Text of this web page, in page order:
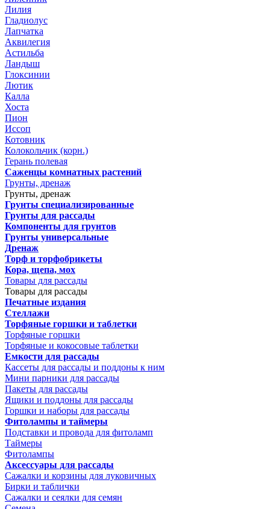
Лилия
Гладиолус
Лапчатка
Аквилегия
Астильба
Ландыш
Глоксинии
Лютик
Калла
Хоста
Пион
Иссоп
Котовник
Колокольчик (корн.)
Герань полевая
Саженцы комнатных растений
Грунты, дренаж
Грунты, дренаж
Грунты специализированные
Грунты для рассады
Компоненты для грунтов
Грунты универсальные
Дренаж
Торф и торфобрикеты
Кора, щепа, мох
Товары для рассады
Товары для рассады
Печатные издания
Стеллажи
Торфяные горшки и таблетки
Торфяные горшки
Торфяные и кокосовые таблетки
Емкости для рассады
Кассеты для рассады и поддоны к ним
Мини парники для рассады
Пакеты для рассады
Ящики и поддоны для рассады
Горшки и наборы для рассады
Фитолампы и таймеры
Подставки и провода для фитоламп
Таймеры
Фитолампы
Аксессуары для рассады
Сажалки и корзины для луковичных
Бирки и таблички
Сажалки и сеялки для семян